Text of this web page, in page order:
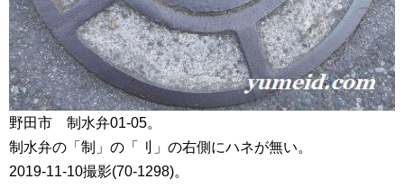
野田市 制水弁01-05。
制水弁の「制」の「刂」の右側にハネが無い。
2019-11-10撮影(70-1298)。